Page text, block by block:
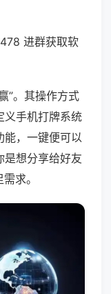
进群获取软
”。其操作方式
义手机打牌系统
能，一键便可以
是想分享给好友
求。